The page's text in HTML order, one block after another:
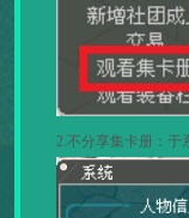
2.不分享集卡册：于